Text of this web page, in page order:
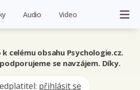
Audio Video
celému obsahu Psychologie.cz.
se navzájem. Díky.
přihlásit se